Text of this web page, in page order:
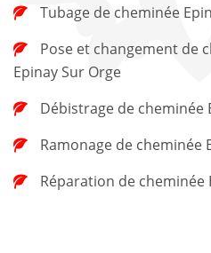
Tubage de cheminée
Epinay Sur Orge
Débistrage de cheminée
Ramonage de cheminée
Réparation de cheminée